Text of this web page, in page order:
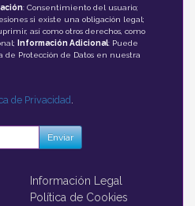
: Consentimiento del usuario;
si existe una obligación legal;
así como otros derechos, como
Información Adicional: Puede
Protección de Datos en nuestra
de Privacidad
Enviar
Información Legal
Política de Cookies